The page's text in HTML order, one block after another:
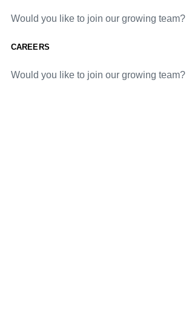
Would you like to join our growing team?
CAREERS
Would you like to join our growing team?